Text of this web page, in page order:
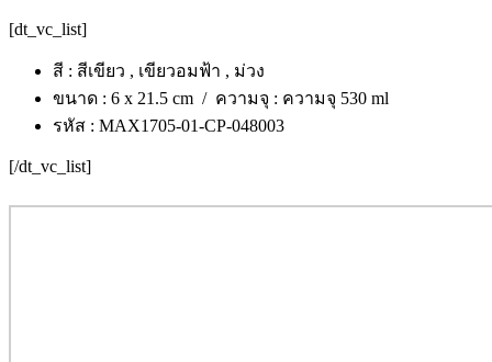
[dt_vc_list]
สี : สีเขียว , เขียวอมฟ้า , ม่วง
ขนาด : 6 x 21.5 cm / ความจุ : ความจุ 530 ml
รหัส : MAX1705-01-CP-048003
[/dt_vc_list]